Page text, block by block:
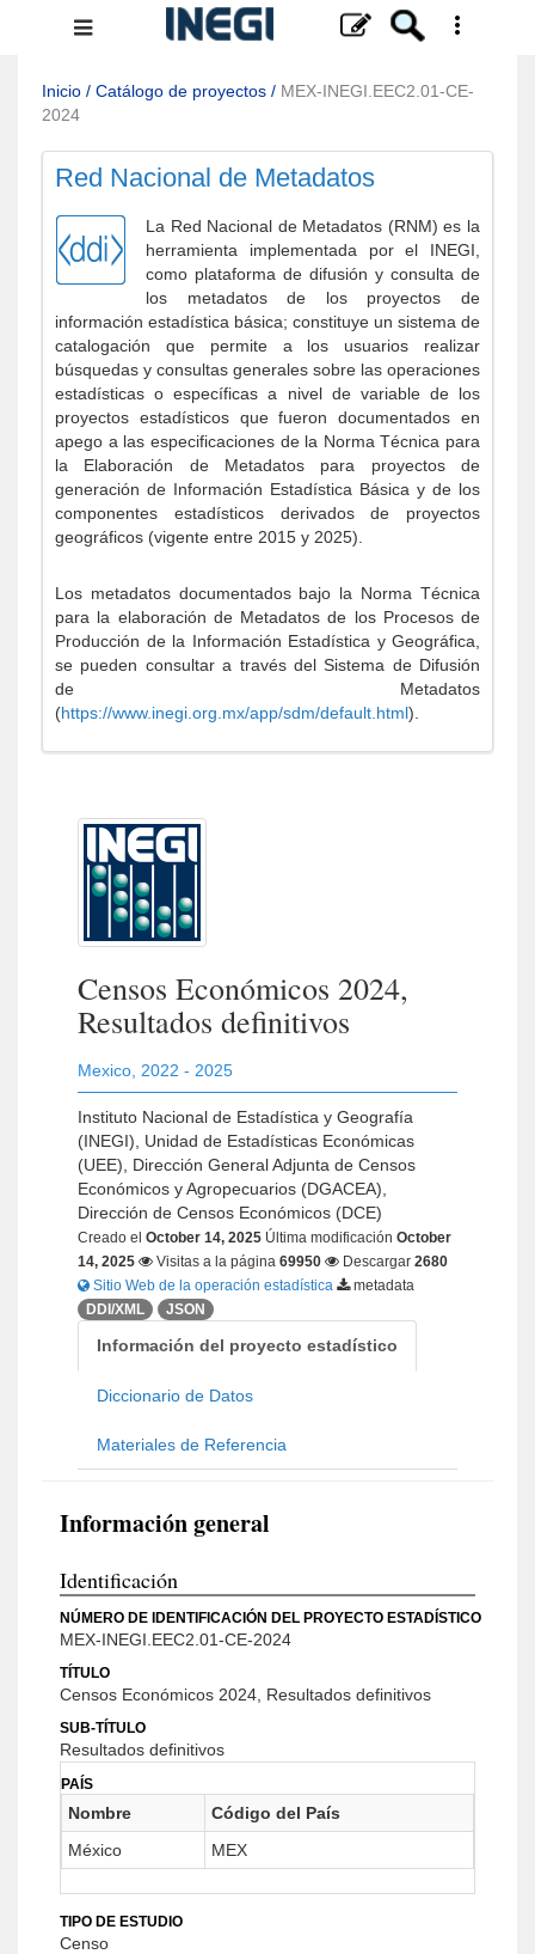
Menú
navegación
Inicio / Catálogo de proyectos / MEX-INEGI.EEC2.01-CE-
2024
Red Nacional de Metadatos
La Red Nacional de Metadatos (RNM) es la
herramienta implementada por el INEGI,
como plataforma de difusión y consulta de
los metadatos de los proyectos de
información estadística básica; constituye un sistema de
catalogación que permite a los usuarios realizar
búsquedas y consultas generales sobre las operaciones
estadísticas o específicas a nivel de variable de los
proyectos estadísticos que fueron documentados en
apego a las especificaciones de la Norma Técnica para
la Elaboración de Metadatos para proyectos de
generación de Información Estadística Básica y de los
componentes estadísticos derivados de proyectos
geográficos (vigente entre 2015 y 2025).
Los metadatos documentados bajo la Norma Técnica
para la elaboración de Metadatos de los Procesos de
Producción de la Información Estadística y Geográfica,
se pueden consultar a través del Sistema de Difusión
de Metadatos
(https://www.inegi.org.mx/app/sdm/default.html).
Censos Económicos 2024,
Resultados definitivos
Mexico 2022 - 2025
Instituto Nacional de Estadística y Geografía
(INEGI), Unidad de Estadísticas Económicas
(UEE), Dirección General Adjunta de Censos
Económicos y Agropecuarios (DGACEA),
Dirección de Censos Económicos (DCE)
Creado el October 14, 2025 Última modificación October
14, 2025
Visitas a la página 69950 Descargar 2680
Sitio Web de la operación estadística
metadata
DDI/XML
JSON
Información del proyecto estadístico
Diccionario de Datos
Materiales de Referencia
Información general
Identificación
NÚMERO DE IDENTIFICACIÓN DEL PROYECTO ESTADÍSTICO
MEX-INEGI.EEC2.01-CE-2024
TÍTULO
Censos Económicos 2024, Resultados definitivos
SUB-TÍTULO
Resultados definitivos
PAÍS
Nombre
Código del País
México
MEX
TIPO DE ESTUDIO
Censo